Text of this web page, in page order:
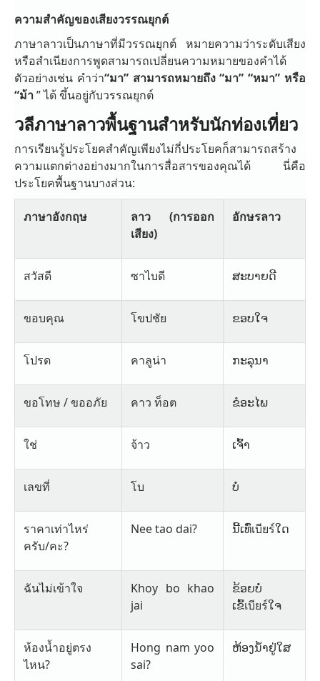
ความสำคัญของเสียงวรรณยุกต์
ภาษาลาวเป็นภาษาที่มีวรรณยุกต์ หมายความว่าระดับเสียง
หรือสำเนียงการพูดสามารถเปลี่ยนความหมายของคำได้
ตัวอย่างเช่น คำว่า“มา” สามารถหมายถึง “มา” “หมา” หรือ
“ม้า” ได้ ขึ้นอยู่กับวรรณยุกต์
วลีภาษาลาวพื้นฐานสำหรับนักท่องเที่ยว
การเรียนรู้ประโยคสำคัญเพียงไม่กี่ประโยคก็สามารถสร้าง
ความแตกต่างอย่างมากในการสื่อสารของคุณได้ นี่คือ
ประโยคพื้นฐานบางส่วน:
ภาษาอังกฤษ
ลาว (การออก
เสียง)
อักษรลาว
สวัสดี ซาไบดี ສະບາຍດີ
ขอบคุณ โขปชัย ຂອບໃຈ
โปรด คาลูน่า ກະລຸນາ
ขอโทษ / ขออภัย คาว ท็อต ຂໍອະໄພ
ใช่ จ้าว ເຈົ້າ
เลขที่ โบ ບໍ່
ราคาเท่าไหร่
ครับ/คะ?
Nee tao dai? ນີ້ເທົ່เบียร์ໃດ
ฉันไม่เข้าใจ
Khoy bo khao
jai
ຂ້ອຍບໍ່
ເຂົ້เบียร์ໃຈ
ห้องน้ำอยู่ตรง
ไหน?
Hong nam yoo
sai?
ຫ້ອງນ້ຳຢູ່ໃສ